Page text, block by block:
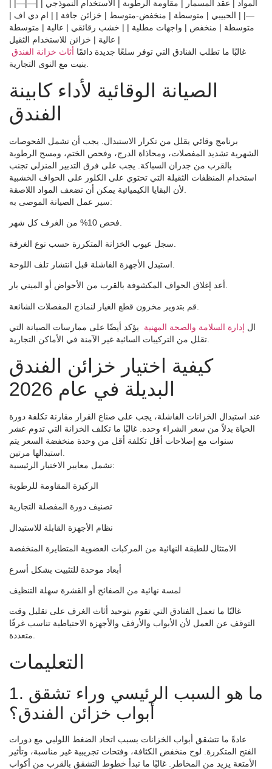
—| | الحبيبي | متوسطة | منخفض-متوسط ​​| خزائن جافة | | ام دي اف |
متوسطة | منخفض | واجهات مطلية | | خشب رقائقي | عالية | متوسطة
عالية | خزائن للاستخدام الثقيل |
غالبًا ما تطلب الفنادق التي توفر سلعًا جديدة دائمًا أثاث خزانة الفندق
بنيت مع النوى التجارية.
الصيانة الوقائية لأداء كابينة
الفندق
برنامج وقائي يقلل من تكرار الاستبدال. يجب أن تشمل الفحوصات
الشهرية تشديد المفصلات، ومحاذاة الدرج، وفحص الختم، ومسح الرطوبة
بالقرب من جدران السباكة. يجب على فرق التدبير المنزلي تجنب
استخدام المنظفات الثقيلة التي تحتوي على الكلور على الحواف الخشبية
سير عمل الصيانة الموصى به:
فحص 10% من الغرف كل شهر.
أعد إغلاق الحواف المكشوفة بالقرب من الأحواض أو الميني بار.
ال إدارة السلامة والصحة المهنية
يؤكد أيضًا على ممارسات الصيانة التي
تقلل من التركيبات السائبة غير الآمنة في الأماكن التجارية.
كيفية اختيار خزائن الفندق
عند استبدال الخزانات الفاشلة، يجب على صناع القرار مقارنة تكلفة دورة
الحياة بدلاً من سعر الشراء وحده. غالبًا ما تكلف الخزانة التي تدوم عشر
سنوات مع إصلاحات أقل تكلفة أقل من وحدة منخفضة السعر يتم
تشمل معايير الاختيار الرئيسية:
الركيزة المقاومة للرطوبة
تصنيف دورة المفصلة التجارية
نظام الأجهزة القابلة للاستبدال
الامتثال للطبقة النهائية من المركبات العضوية المتطايرة المنخفضة
أبعاد موحدة للتثبيت بشكل أسرع
لمسة نهائية من الصفائح أو القشرة سهلة التنظيف
غالبًا ما تعمل الفنادق التي تقوم بتوحيد أثاث الغرف على تقليل وقت
التوقف عن العمل لأن الأبواب والأرفف والأجهزة الاحتياطية تناسب غرفًا
متعددة.
التعليمات
1. ما هو السبب الرئيسي وراء تشقق
عادةً ما تتشقق أبواب الخزانات بسبب اتحاد الضغط اللولبي مع دورات
الفتح المتكررة. لوح منخفض الكثافة، وفتحات تجريبية غير مناسبة، وتأثير
الأمتعة يزيد من المخاطر. غالبًا ما تبدأ خطوط التشقق بالقرب من أكواب